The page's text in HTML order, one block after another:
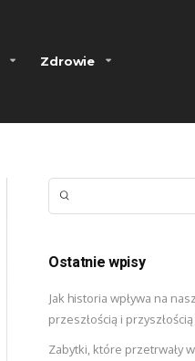
Zdrowie
Ostatnie wpisy
Jak historia wpływa na
przeszłością i przyszłością
Zabytki, które przetrwały